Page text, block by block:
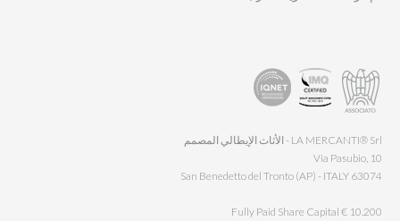
LA MERCANTI® Srl - الأثاث الإيطالي المصمم
Via Pasubio, 10
63074 San Benedetto del Tronto (AP) - ITALY
Fully Paid Share Capital € 10.200